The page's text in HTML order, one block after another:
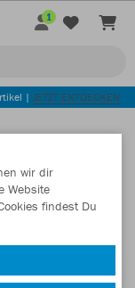
1
| JETZT ENTDECKEN
wir dir
Website
findest Du